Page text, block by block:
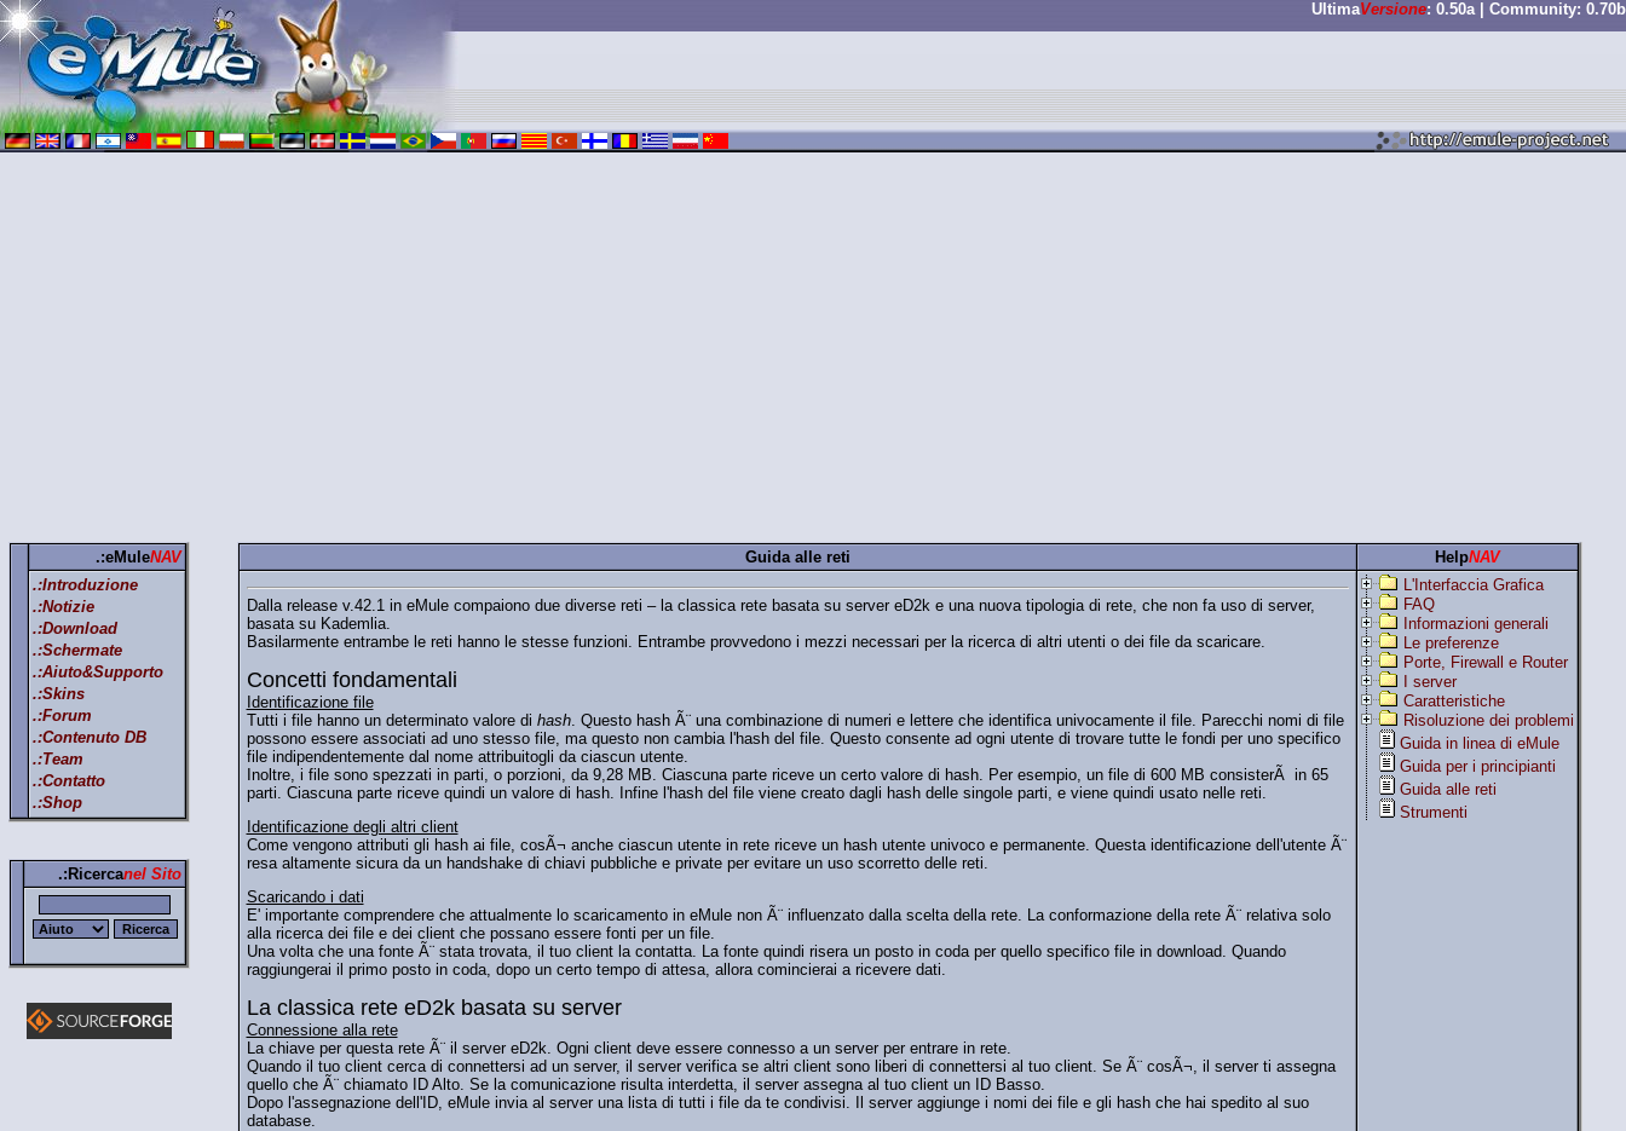
UltimaVersione: 0.50a | Community: 0.70b
.:eMuleNAV
.:Introduzione
.:Notizie
.:Download
.:Schermate
.:Aiuto&Supporto
.:Skins
.:Forum
.:Contenuto DB
.:Team
.:Contatto
.:Shop
.:Ricercanel Sito
Guida alle reti HelpNAV
Dalla release v.42.1 in eMule compaiono due diverse reti – la classica rete basata su server eD2k e una nuova tipologia di rete, che non fa uso di server,
basata su Kademlia.
Basilarmente entrambe le reti hanno le stesse funzioni. Entrambe provvedono i mezzi necessari per la ricerca di altri utenti o dei file da scaricare.
Concetti fondamentali
Identificazione file
Tutti i file hanno un determinato valore di hash. Questo hash Ã¨ una combinazione di numeri e lettere che identifica univocamente il file. Parecchi nomi di file
possono essere associati ad uno stesso file, ma questo non cambia l'hash del file. Questo consente ad ogni utente di trovare tutte le fondi per uno specifico
file indipendentemente dal nome attribuitogli da ciascun utente.
Inoltre, i file sono spezzati in parti, o porzioni, da 9,28 MB. Ciascuna parte riceve un certo valore di hash. Per esempio, un file di 600 MB consisterÃ in 65
parti. Ciascuna parte riceve quindi un valore di hash. Infine l'hash del file viene creato dagli hash delle singole parti, e viene quindi usato nelle reti.
Identificazione degli altri client
Come vengono attributi gli hash ai file, cosÃ¬ anche ciascun utente in rete riceve un hash utente univoco e permanente. Questa identificazione dell'utente Ã¨
resa altamente sicura da un handshake di chiavi pubbliche e private per evitare un uso scorretto delle reti.
Scaricando i dati
E' importante comprendere che attualmente lo scaricamento in eMule non Ã¨ influenzato dalla scelta della rete. La conformazione della rete Ã¨ relativa solo
alla ricerca dei file e dei client che possano essere fonti per un file.
Una volta che una fonte Ã¨ stata trovata, il tuo client la contatta. La fonte quindi risera un posto in coda per quello specifico file in download. Quando
raggiungerai il primo posto in coda, dopo un certo tempo di attesa, allora comincierai a ricevere dati.
La classica rete eD2k basata su server
Connessione alla rete
La chiave per questa rete Ã¨ il server eD2k. Ogni client deve essere connesso a un server per entrare in rete.
Quando il tuo client cerca di connettersi ad un server, il server verifica se altri client sono liberi di connettersi al tuo client. Se Ã¨ cosÃ¬, il server ti assegna
quello che Ã¨ chiamato ID Alto. Se la comunicazione risulta interdetta, il server assegna al tuo client un ID Basso.
Dopo l'assegnazione dell'ID, eMule invia al server una lista di tutti i file da te condivisi. Il server aggiunge i nomi dei file e gli hash che hai spedito al suo
database.
L'Interfaccia Grafica
FAQ
Informazioni generali
Le preferenze
Porte, Firewall e Router
I server
Caratteristiche
Risoluzione dei problemi
Guida in linea di eMule
Guida per i principianti
Guida alle reti
Strumenti